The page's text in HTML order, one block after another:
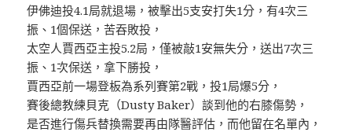
伊佛迪投4.1局就退場，被擊出5支安打失1分，有4次三
振、1個保送，苦吞敗投，
太空人賈西亞主投5.2局，僅被敲1安無失分，送出7次三
振、1次保送，拿下勝投，
賈西亞前一場登板為系列賽第2戰，投1局爆5分，
賽後總教練貝克（Dusty Baker）談到他的右膝傷勢，
是否進行傷兵替換需要再由隊醫評估，而他留在名單內，